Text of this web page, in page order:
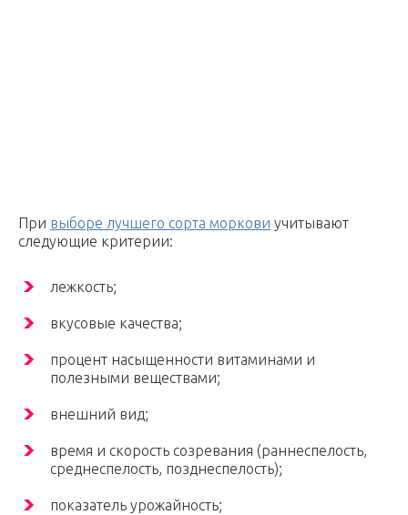
При выборе лучшего сорта моркови учитывают
следующие критерии:
лежкость;
вкусовые качества;
процент насыщенности витаминами и
полезными веществами;
внешний вид;
время и скорость созревания (раннеспелость,
среднеспелость, позднеспелость);
показатель урожайность;